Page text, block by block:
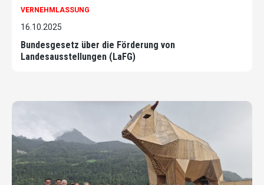
VERNEHMLASSUNG
16.10.2025
Bundesgesetz über die Förderung von
Landesausstellungen (LaFG)